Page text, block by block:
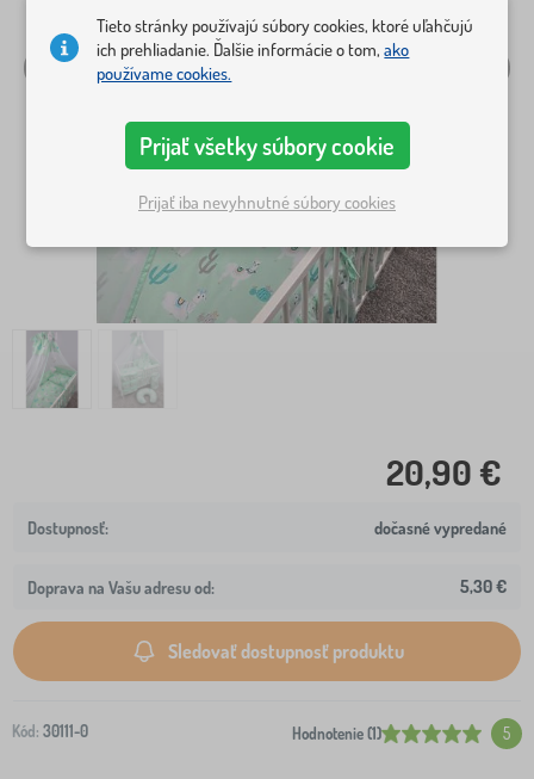
20,90 €
dočasné vypredané
Doprava na Vašu adresu od: 5,30 €
Sledovať dostupnosť produktu
Kód: 30111-0 Hodnotenie (1) 5
Tieto stránky používajú súbory cookies, ktoré uľahčujú
ich prehliadanie. Ďalšie informácie o tom,ako
používame cookies.
Prijať všetky súbory cookie
Prijať iba nevyhnutné súbory cookies